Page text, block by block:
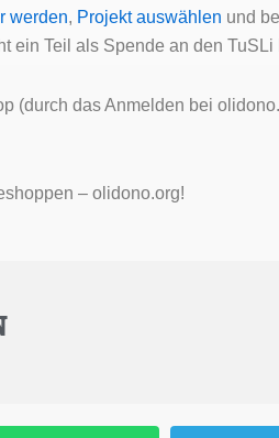
werden, Projekt auswählen und
Teil als Spende an den
(durch das Anmelden bei
– olidono.org!